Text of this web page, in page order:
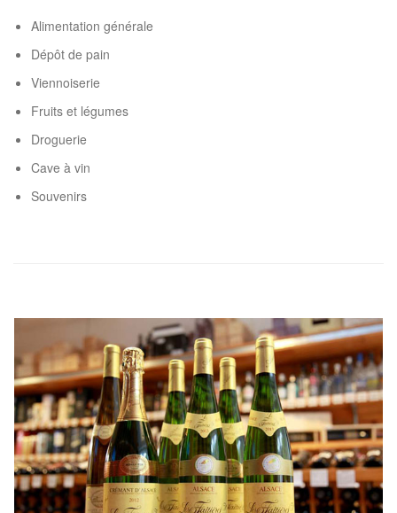
Alimentation générale
Dépôt de pain
Viennoiserie
Fruits et légumes
Droguerie
Cave à vin
Souvenirs